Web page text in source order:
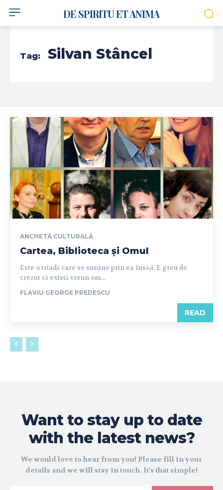
DE SPIRITU ET ANIMA
Tag: Silvan Stâncel
ANCHETĂ CULTURALĂ
Cartea, Biblioteca și Omul
Este o triadă care se susține prin ea însăși. E greu de
crezut că există vreun om...
FLAVIU GEORGE PREDESCU
READ
Want to stay up to date
with the latest news?
We would love to hear from you! Please fill in your
details and we will stay in touch. It's that simple!